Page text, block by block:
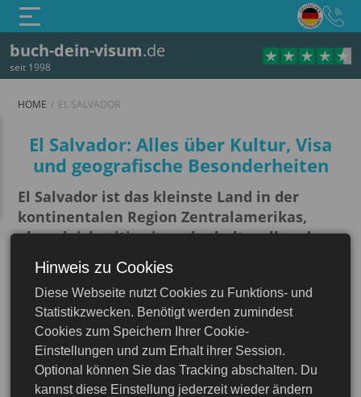
buch-dein-visum.de
seit 1998
El Salvador
HOME EL SALVADOR
El Salvador: Alles über Kultur, Visa
und geografische Besonderheiten
El Salvador ist das kleinste Land in der
kontinentalen Region Zentralamerikas,
aber gleichzeitig eines der kulturell und
natürlichen Vielfalt reichsten.
vom Pazifischen Ozean umspült und die Küste
El Salvadors ist bekannt für ihre Weltklasse-
Surfstrände, insbesondere in Orten wie El
Tunco und El Sunzal. Hier befinden sich
malerische Fischerdörfer und moderne
Badeorte.
Hinweis zu Cookies
Diese Webseite nutzt Cookies zu Funktions- und
Statistikzwecken. Benötigt werden zumindest
Cookies zum Speichern Ihrer Cookie-
Einstellungen und zum Erhalt ihrer Session.
Optional können Sie das Tracking abschalten. Du
kannst diese Einstellung jederzeit wieder ändern